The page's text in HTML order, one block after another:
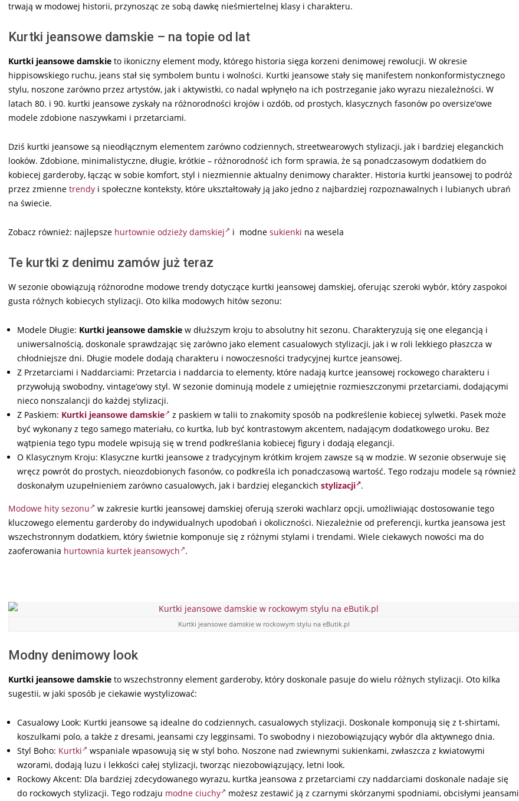
trwają w modowej historii, przynosząc ze sobą dawkę nieśmiertelnej klasy i charakteru.
Kurtki jeansowe damskie – na topie od lat
Kurtki jeansowe damskie to ikoniczny element mody, którego historia sięga korzeni denimowej rewolucji. W okresie
hippisowskiego ruchu, jeans stał się symbolem buntu i wolności. Kurtki jeansowe stały się manifestem nonkonformistycznego
stylu, noszone zarówno przez artystów, jak i aktywistki, co nadal wpłynęło na ich postrzeganie jako wyrazu niezależności. W
latach 80. i 90. kurtki jeansowe zyskały na różnorodności krojów i ozdób, od prostych, klasycznych fasonów po oversize’owe
modele zdobione naszywkami i przetarciami.
Dziś kurtki jeansowe są nieodłącznym elementem zarówno codziennych, streetwearowych stylizacji, jak i bardziej eleganckich
looków. Zdobione, minimalistyczne, długie, krótkie – różnorodność ich form sprawia, że są ponadczasowym dodatkiem do
kobiecej garderoby, łącząc w sobie komfort, styl i niezmiennie aktualny denimowy charakter. Historia kurtki jeansowej to podróż
przez zmienne trendy i społeczne konteksty, które ukształtowały ją jako jedno z najbardziej rozpoznawalnych i lubianych ubrań
na świecie.
Zobacz również: najlepsze hurtownie odzieży damskiej i modne sukienki na wesela
Te kurtki z denimu zamów już teraz
W sezonie obowiązują różnorodne modowe trendy dotyczące kurtki jeansowej damskiej, oferując szeroki wybór, który zaspokoi
gusta różnych kobiecych stylizacji. Oto kilka modowych hitów sezonu:
Modele Długie: Kurtki jeansowe damskie w dłuższym kroju to absolutny hit sezonu. Charakteryzują się one elegancją i
uniwersalnością, doskonale sprawdzając się zarówno jako element casualowych stylizacji, jak i w roli lekkiego płaszcza w
chłodniejsze dni. Długie modele dodają charakteru i nowoczesności tradycyjnej kurtce jeansowej.
Z Przetarciami i Naddarciami: Przetarcia i naddarcia to elementy, które nadają kurtce jeansowej rockowego charakteru i
przywołują swobodny, vintage’owy styl. W sezonie dominują modele z umiejętnie rozmieszczonymi przetarciami, dodającymi
nieco nonszalancji do każdej stylizacji.
Z Paskiem: Kurtki jeansowe damskie
z paskiem w talii to znakomity sposób na podkreślenie kobiecej sylwetki. Pasek może
być wykonany z tego samego materiału, co kurtka, lub być kontrastowym akcentem, nadającym dodatkowego uroku. Bez
wątpienia tego typu modele wpisują się w trend podkreślania kobiecej figury i dodają elegancji.
O Klasycznym Kroju: Klasyczne kurtki jeansowe z tradycyjnym krótkim krojem zawsze są w modzie. W sezonie obserwuje się
wręcz powrót do prostych, nieozdobionych fasonów, co podkreśla ich ponadczasową wartość. Tego rodzaju modele są również
doskonałym uzupełnieniem zarówno casualowych, jak i bardziej eleganckich stylizacji .
Modowe hity sezonu
w zakresie kurtki jeansowej damskiej oferują szeroki wachlarz opcji, umożliwiając dostosowanie tego
kluczowego elementu garderoby do indywidualnych upodobań i okoliczności. Niezależnie od preferencji, kurtka jeansowa jest
wszechstronnym dodatkiem, który świetnie komponuje się z różnymi stylami i trendami. Wiele ciekawych nowości ma do
zaoferowania hurtownia kurtek jeansowych .
Kurtki jeansowe damskie w rockowym stylu na eButik.pl
Modny denimowy look
Kurtki jeansowe damskie to wszechstronny element garderoby, który doskonale pasuje do wielu różnych stylizacji. Oto kilka
sugestii, w jaki sposób je ciekawie wystylizować:
Casualowy Look: Kurtki jeansowe są idealne do codziennych, casualowych stylizacji. Doskonale komponują się z t-shirtami,
koszulkami polo, a także z dresami, jeansami czy legginsami. To swobodny i niezobowiązujący wybór dla aktywnego dnia.
Styl Boho: Kurtki
wspaniale wpasowują się w styl boho. Noszone nad zwiewnymi sukienkami, zwłaszcza z kwiatowymi
wzorami, dodają luzu i lekkości całej stylizacji, tworząc niezobowiązujący, letni look.
Rockowy Akcent: Dla bardziej zdecydowanego wyrazu, kurtka jeansowa z przetarciami czy naddarciami doskonale nadaje się
do rockowych stylizacji. Tego rodzaju modne ciuchy
możesz zestawić ją z czarnymi skórzanymi spodniami, obcisłymi jeansami